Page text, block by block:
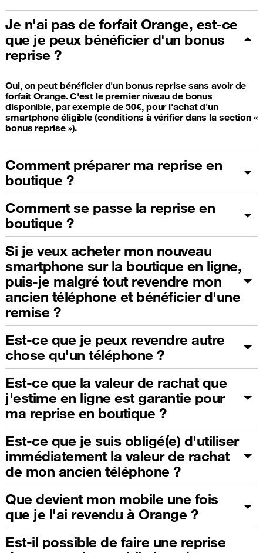
Je n'ai pas de forfait Orange, est-ce
que je peux bénéficier d'un bonus
reprise ?
Oui, on peut bénéficier d'un bonus reprise sans avoir de
forfait Orange. C'est le premier niveau de bonus
disponible, par exemple de 50€, pour l'achat d'un
smartphone éligible (conditions à vérifier dans la section «
bonus reprise »).
Comment préparer ma reprise en
boutique ?
Comment se passe la reprise en
boutique ?
Si je veux acheter mon nouveau
smartphone sur la boutique en ligne,
puis-je malgré tout revendre mon
ancien téléphone et bénéficier d'une
remise ?
Est-ce que je peux revendre autre
chose qu'un téléphone ?
Est-ce que la valeur de rachat que
j'estime en ligne est garantie pour
ma reprise en boutique ?
Est-ce que je suis obligé(e) d'utiliser
immédiatement la valeur de rachat
de mon ancien téléphone ?
Que devient mon mobile une fois
que je l'ai revendu à Orange ?
Est-il possible de faire une reprise